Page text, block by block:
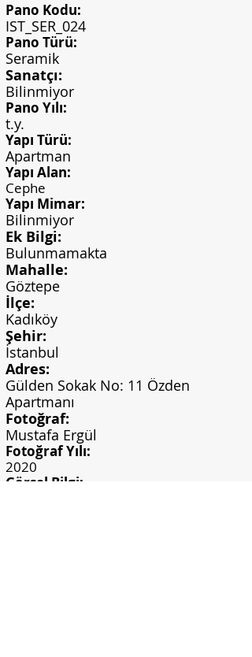
Pano Kodu:
IST_SER_024
Pano Türü:
Seramik
Sanatçı:
Bilinmiyor
Pano Yılı:
t.y.
Yapı Türü:
Apartman
Yapı Alan:
Cephe
Yapı Mimar:
Bilinmiyor
Ek Bilgi:
Bulunmamakta
Mahalle:
Göztepe
İlçe:
Kadıköy
Şehir:
İstanbul
Adres:
Gülden Sokak No: 11 Özden
Apartmanı
Fotoğraf:
Mustafa Ergül
Fotoğraf Yılı:
2020
Görsel Bilgi: